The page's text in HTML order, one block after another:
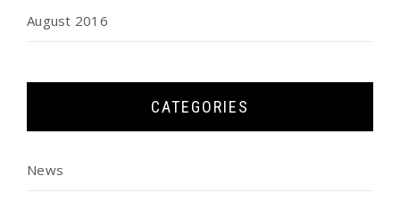
August 2016
CATEGORIES
News